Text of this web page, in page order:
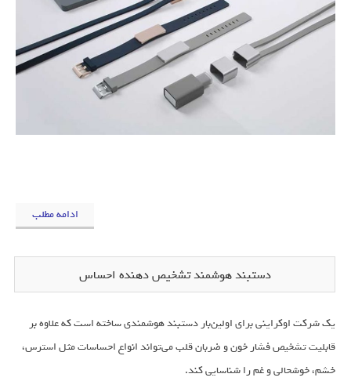
ادامه مطلب
دستبند هوشمند تشخیص دهنده احساس
یک شرکت اوکراینی برای اولین‌بار دستبند هوشمندی ساخته است که علاوه بر
قابلیت تشخیص فشار خون و ضربان قلب می‌تواند انواع احساسات مثل استرس،
خشم، خوشحالی و غم را شناسایی کند.